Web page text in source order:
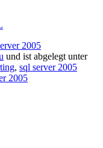
2005
und ist abgelegt unter
, sql server 2005
2005